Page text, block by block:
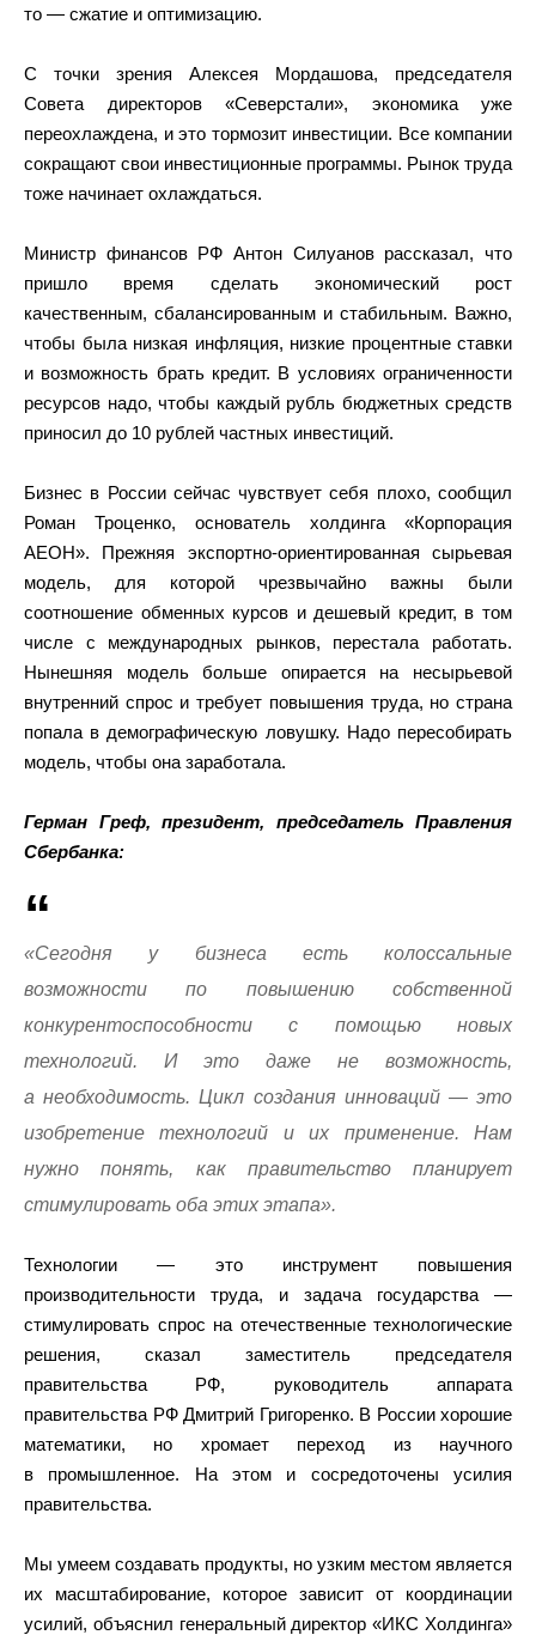
то — сжатие и оптимизацию.
С точки зрения Алексея Мордашова, председателя
Совета директоров «Северстали», экономика уже
переохлаждена, и это тормозит инвестиции. Все компании
сокращают свои инвестиционные программы. Рынок труда
тоже начинает охлаждаться.
Министр финансов РФ Антон Силуанов рассказал, что
пришло время сделать экономический рост
качественным, сбалансированным и стабильным. Важно,
чтобы была низкая инфляция, низкие процентные ставки
и возможность брать кредит. В условиях ограниченности
ресурсов надо, чтобы каждый рубль бюджетных средств
приносил до 10 рублей частных инвестиций.
Бизнес в России сейчас чувствует себя плохо, сообщил
Роман Троценко, основатель холдинга «Корпорация
АЕОН». Прежняя экспортно-ориентированная сырьевая
модель, для которой чрезвычайно важны были
соотношение обменных курсов и дешевый кредит, в том
числе с международных рынков, перестала работать.
Нынешняя модель больше опирается на несырьевой
внутренний спрос и требует повышения труда, но страна
попала в демографическую ловушку. Надо пересобирать
модель, чтобы она заработала.
Герман Греф, президент, председатель Правления
Сбербанка:
«Сегодня у бизнеса есть колоссальные
возможности по повышению собственной
конкурентоспособности с помощью новых
технологий. И это даже не возможность,
а необходимость. Цикл создания инноваций — это
изобретение технологий и их применение. Нам
нужно понять, как правительство планирует
стимулировать оба этих этапа».
Технологии — это инструмент повышения
производительности труда, и задача государства —
стимулировать спрос на отечественные технологические
решения, сказал заместитель председателя
правительства РФ, руководитель аппарата
правительства РФ Дмитрий Григоренко. В России хорошие
математики, но хромает переход из научного
в промышленное. На этом и сосредоточены усилия
правительства.
Мы умеем создавать продукты, но узким местом является
их масштабирование, которое зависит от координации
усилий, объяснил генеральный директор «ИКС Холдинга»